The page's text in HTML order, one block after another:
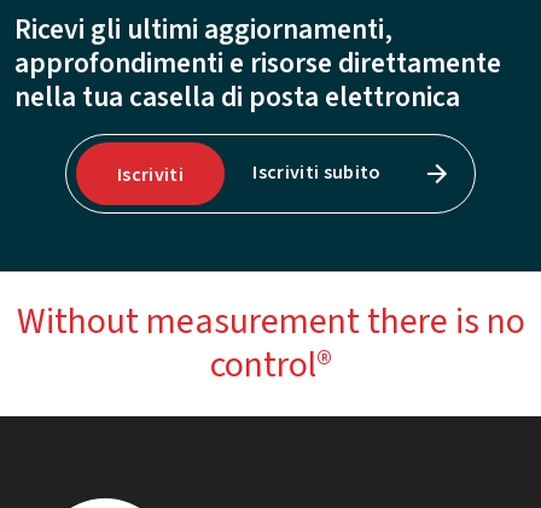
Ricevi gli ultimi aggiornamenti,
approfondimenti e risorse direttamente
nella tua casella di posta elettronica
Iscriviti Iscriviti subito
Without measurement there is no
control®